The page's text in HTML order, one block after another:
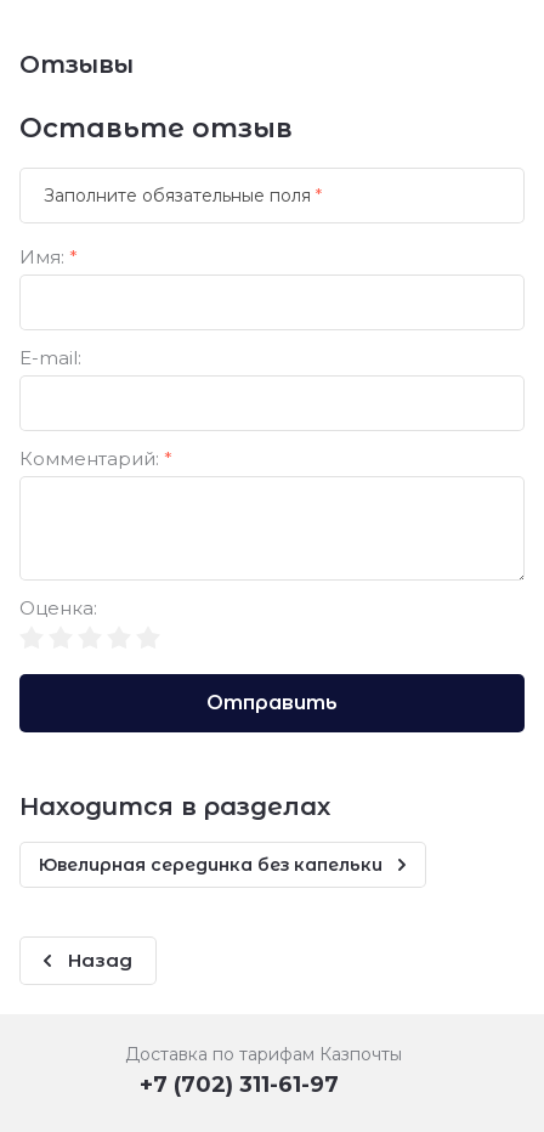
Отзывы
Оставьте отзыв
Заполните обязательные поля *
Имя: *
E-mail:
Комментарий: *
Оценка:
Отправить
Находится в разделах
Ювелирная серединка без капельки
Назад
Доставка по тарифам Казпочты
+7 (702) 311-61-97